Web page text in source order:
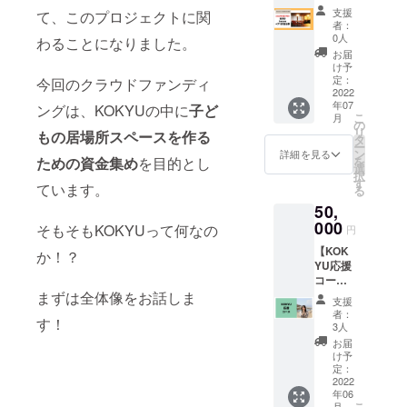
て、このプロジェクトに関
わることになりました。
今回のクラウドファンディ
ングは、KOKYUの中に子ど
もの居場所スペースを作る
ための資金集めを目的とし
ています。
そもそもKOKYUって何なの
か！？
まずは全体像をお話しま
す！
自分の
手を動
かし、
ものづ
くりの
楽しさ
に出会
える、
体験型
のジュ
エリー
工房で
八ヶ岳
山麓の
長野県
佐久穂
町、東
町商店
街の元
洋品店
をセル
フリノ
ベー
ション
して、
2021年
ふじ」
は甘味
とコク
のある
味わ
い。
【佐久
穂テロ
ワール
ムー
ス
Terroir
Le
Pomme
du
Mousse
】 当園
の紅玉
＆サン
ふじ＆
シナノ
ゴール
ドを使
用し
た、フ
きなが
らテイ
スティ
ングし
て頂け
ればと
思いま
す。 お
客様の
BGM(リ
クエス
がら、
五感で
KOKYU
をとと
のえ
て、佐
久穂を
ご堪能
くださ
い。 開
催日：
全4回・
各回6
名 各2
辞退す
る場合
は「記
名不
要」と
記載し
てくだ
さい。
ディ
ナー。
カウン
ターで
コース
ニュー
を味
わって
いただ
けま
ング付
きの
コース
メ
ニュー
です。
※お酒の
種類に
よって
時間帯
が異な
りま
す。 日
時：７
ペア１
日宿泊
券】 今
年、佐
久穂町
の八千
穂駅前
OPEN
したば
かりの
お宿、
hanare
のコラ
ボレー
ション
リター
ンで
す！ 遠
方の方
にも、
hanare
さんと
KOKYU
、他の
お店や
街並
支援
者：
0人
お届
け予
定：
2022
年07
月
詳細を見る
こ
の
リ
タ
ー
ン
を
選
択
す
る
50,
000 円
【KOK
YU応援
コー
ス】 純
粋に応
援した
い！と
言う方
向け
の、シ
ンプル
支援
者：
3人
お届
け予
定：
2022
年06